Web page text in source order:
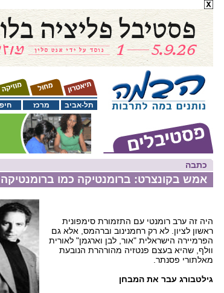
מרכז תל-אביב
כתבה
אמש בקונצרט: ברומנטיקה כמו ברומנטיקה
היה זה ערב רומנטי עם התזמורת סימפונית
ראשון לציון. לא רק רחמנינוב וברהמס, אלא גם
הפרמיירה הישראלית "אור, לבן וארגמן" לאורית
וולף, שהיא בעצם פנטזיה מהורהרת הנובעת
מאלתורי פסנתר.
גילטבורג עבר את המבחן